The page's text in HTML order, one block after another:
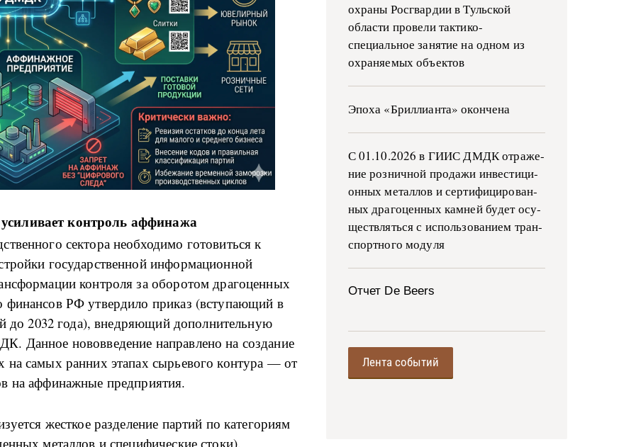
контроль аффинажа
сектора необходимо готовиться к
государственной информационной
контроля за оборотом драгоценных
РФ утвердило приказ (вступающий в
до 2032 года), внедряющий дополнительную
Данное нововведение направлено на создание
самых ранних этапах сырьевого контура — от
на аффинажные предприятия.
жесткое разделение партий по категориям
металлов и специфические стоки).
охраны Росгвардии в Тульской
области провели тактико-
специальное занятие на одном из
охраняемых объектов
Эпоха «Бриллианта» окончена
С 01.10.2026 в ГИИС ДМДК от­ра­же­
ние роз­ни­ч­ной про­да­жи ин­ве­сти­ци­
он­ных ме­тал­лов и сер­ти­фи­ци­ро­ван­
ных дра­го­цен­ных ка­м­ней бу­дет осу­
ще­ств­лять­ся с ис­поль­зо­ва­ни­ем тран­
с­пор­т­но­го мо­ду­ля
Отчет De Beers
Лента событий